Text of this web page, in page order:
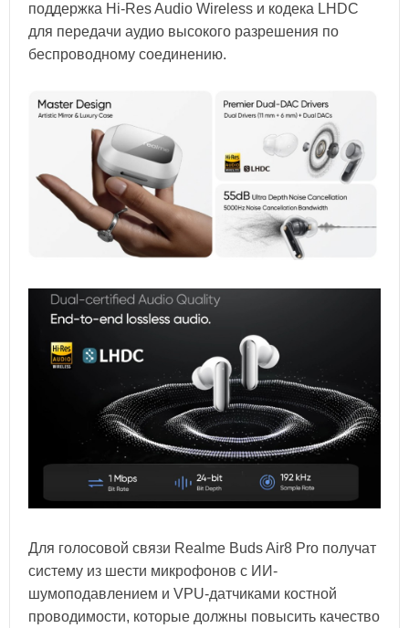
поддержка Hi-Res Audio Wireless и кодека LHDC
для передачи аудио высокого разрешения по
беспроводному соединению.
Для голосовой связи Realme Buds Air8 Pro получат
систему из шести микрофонов с ИИ-
шумоподавлением и VPU-датчиками костной
проводимости, которые должны повысить качество